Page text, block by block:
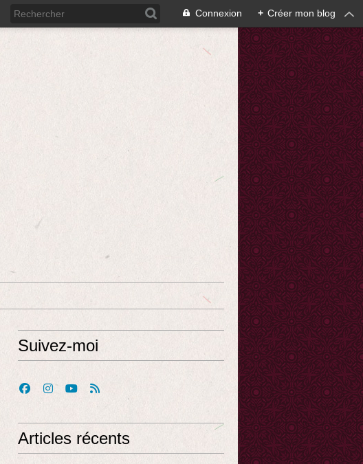
Connexion + Créer mon blog
Suivez-moi
Articles récents